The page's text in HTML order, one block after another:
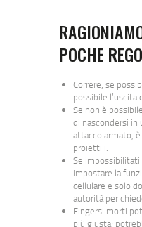
POCHE
Correre, se
possibile l’uscita
Se non è
di nascondersi in
attacco armato,
proiettili.
Se impossibilitati
impostare la
cellulare e solo
autorità per
Fingersi morti
più giusta;